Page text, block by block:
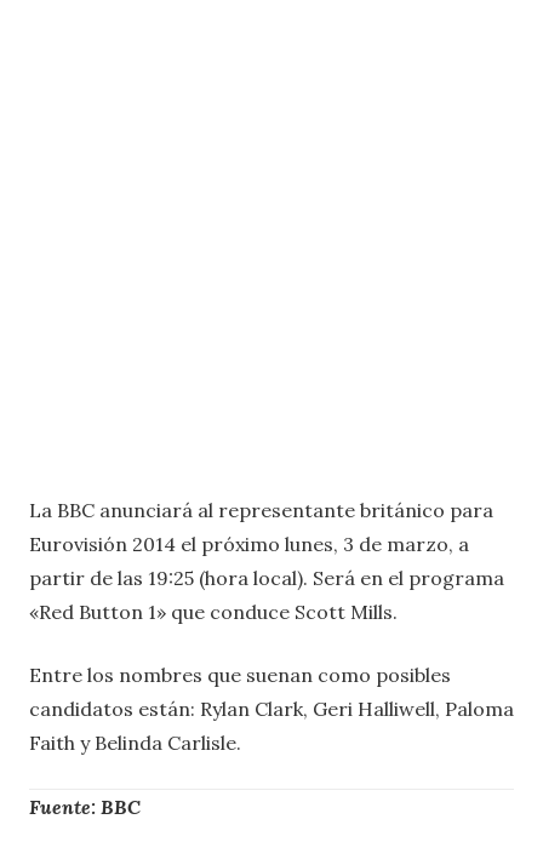
La BBC anunciará al representante británico para
Eurovisión 2014 el próximo lunes, 3 de marzo, a
partir de las 19:25 (hora local). Será en el programa
«Red Button 1» que conduce Scott Mills.
Entre los nombres que suenan como posibles
candidatos están: Rylan Clark, Geri Halliwell, Paloma
Faith y Belinda Carlisle.
Fuente: BBC